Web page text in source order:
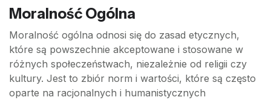
Moralność Ogólna
Moralność ogólna odnosi się do zasad etycznych,
które są powszechnie akceptowane i stosowane w
różnych społeczeństwach, niezależnie od religii czy
kultury. Jest to zbiór norm i wartości, które są często
oparte na racjonalnych i humanistycznych